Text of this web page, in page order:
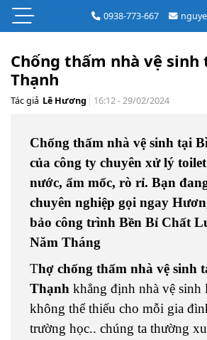
0938-773-667
Chống thấm nhà vệ sinh
Thạnh
Tác giả Lê Hương 16:12 - 29/02/2024
Chống thấm nhà vệ sinh tại
của công ty chuyên xử lý
nước, ẩm mốc, rò rỉ. Bạn
chuyên nghiệp gọi ngay
bảo công trình Bền Bỉ Chất
Năm Tháng
Thợ chống thấm nhà vệ sinh
Thạnh khẳng định nhà vệ sinh
không thể thiếu cho mỗi gia
trường học.. chúng ta thường